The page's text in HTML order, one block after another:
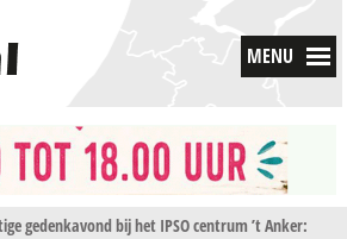
MENU
gedenkavond bij het IPSO centrum ’t Anker: